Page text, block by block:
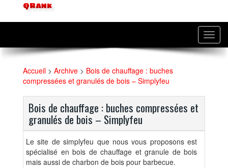
QRank
Accueil > Archive > Bois de chauffage : buches
compressées et granulés de bois – Simplyfeu
Bois de chauffage : buches compressées et
granulés de bois – Simplyfeu
Le site de simplyfeu que nous vous proposons est
spécialisé en bois de chauffage et granule de bois
mais aussi de charbon de bois pour barbecue.